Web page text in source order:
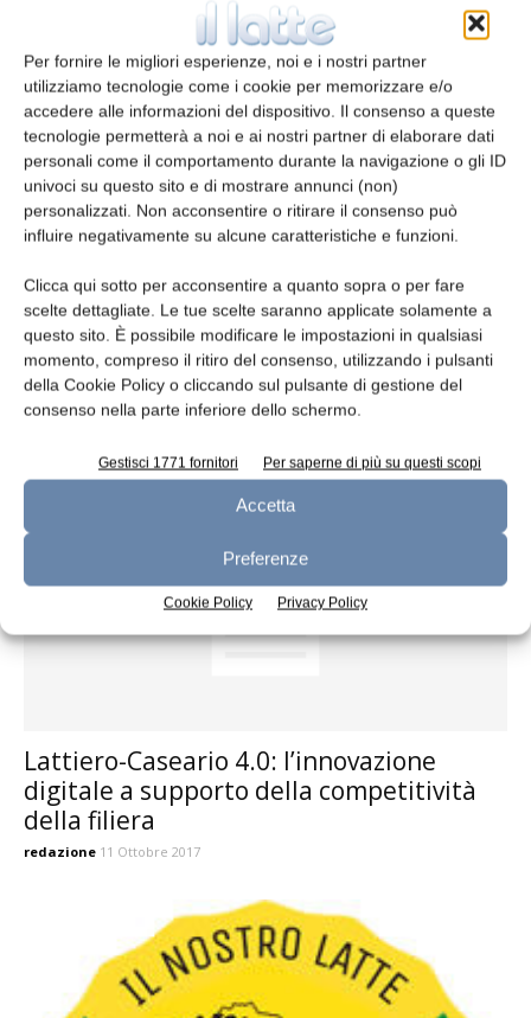
Per fornire le migliori esperienze, noi e i nostri partner
utilizziamo tecnologie come i cookie per memorizzare e/o
accedere alle informazioni del dispositivo. Il consenso a queste
tecnologie permetterà a noi e ai nostri partner di elaborare dati
personali come il comportamento durante la navigazione o gli ID
univoci su questo sito e di mostrare annunci (non)
personalizzati. Non acconsentire o ritirare il consenso può
influire negativamente su alcune caratteristiche e funzioni.
Clicca qui sotto per acconsentire a quanto sopra o per fare
scelte dettagliate. Le tue scelte saranno applicate solamente a
questo sito. È possibile modificare le impostazioni in qualsiasi
momento, compreso il ritiro del consenso, utilizzando i pulsanti
della Cookie Policy o cliccando sul pulsante di gestione del
consenso nella parte inferiore dello schermo.
Gestisci 1771 fornitori Per saperne di più su questi scopi
Accetta
Preferenze
Cookie Policy Privacy Policy
Tracciabilità alimentare
redazione 7 Gennaio 2018
Risparmi grazie al digitale
Lattiero-Caseario 4.0: l’innovazione
digitale a supporto della competitività
della filiera
redazione 11 Ottobre 2017